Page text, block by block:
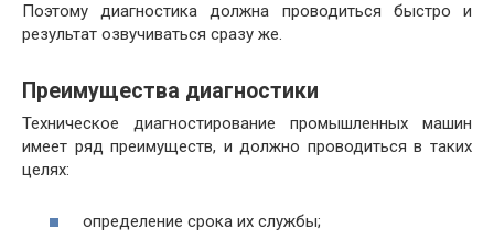
Поэтому диагностика должна проводиться быстро и
результат озвучиваться сразу же.
Преимущества диагностики
Техническое диагностирование промышленных машин
имеет ряд преимуществ, и должно проводиться в таких
целях:
определение срока их службы;